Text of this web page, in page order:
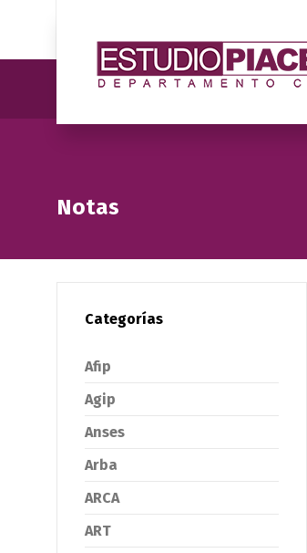
Notas
Categorías
Afip
Agip
Anses
Arba
ARCA
ART